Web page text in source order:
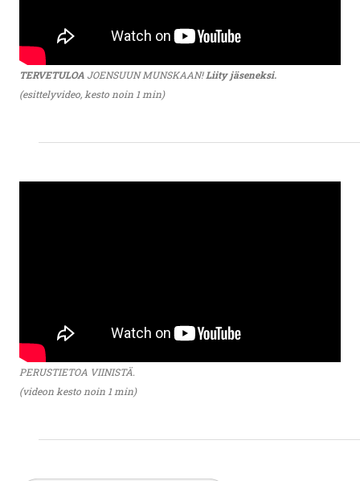
TERVETULOA JOENSUUN MUNSKAAN!Liity jäseneksi.
(esittelyvideo, kesto noin 1 min)
PERUSTIETOA VIINISTÄ.
(videon kesto noin 1 min)